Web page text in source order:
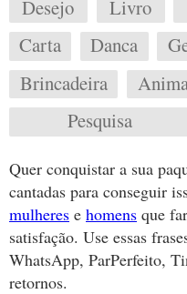
Desejo
Livro
Carta
Danca
Brincadeira
Pesquisa
Quer conquistar a sua
cantadas para conseguir
mulheres e homens que
satisfação. Use essas
WhatsApp, ParPerfeito,
retornos.